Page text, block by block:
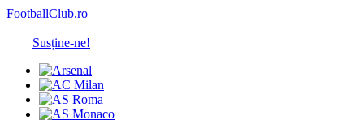
FootballClub.ro
Susține-ne!